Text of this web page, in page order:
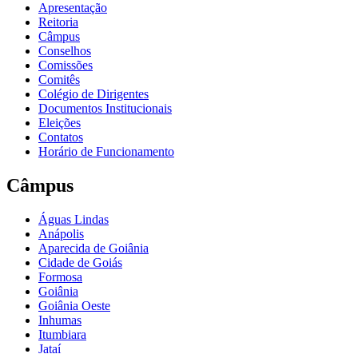
Apresentação
Reitoria
Câmpus
Conselhos
Comissões
Comitês
Colégio de Dirigentes
Documentos Institucionais
Eleições
Contatos
Horário de Funcionamento
Câmpus
Águas Lindas
Anápolis
Aparecida de Goiânia
Cidade de Goiás
Formosa
Goiânia
Goiânia Oeste
Inhumas
Itumbiara
Jataí